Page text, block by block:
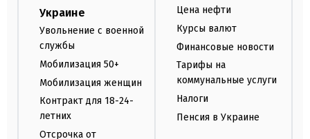
Украине
Увольнение с военной
службы
Мобилизация 50+
Мобилизация женщин
Контракт для 18-24-
летних
Отсрочка от
Цена нефти
Курсы валют
Финансовые новости
Тарифы на
коммунальные услуги
Налоги
Пенсия в Украине